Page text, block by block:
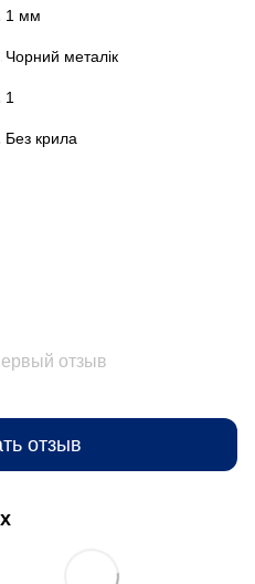
1 мм
Чорний металік
1
Без крила
отзыв
отзыв